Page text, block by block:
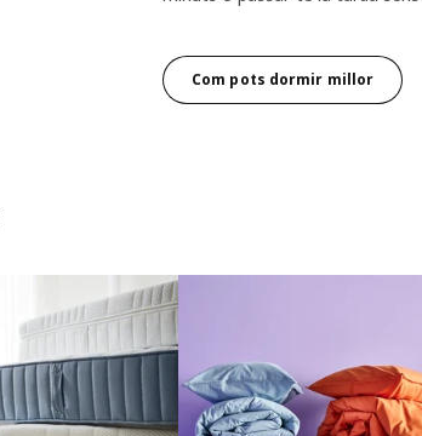
Com pots dormir millor